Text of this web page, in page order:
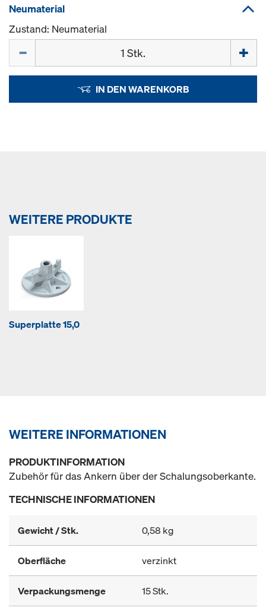
Neumaterial
Zustand: Neumaterial
IN DEN WARENKORB
WEITERE PRODUKTE
Superplatte 15,0
WEITERE INFORMATIONEN
PRODUKTINFORMATION
Zubehör für das Ankern über der Schalungsoberkante.
TECHNISCHE INFORMATIONEN
Gewicht / Stk. 0,58 kg
Oberfläche verzinkt
Verpackungsmenge 15 Stk.